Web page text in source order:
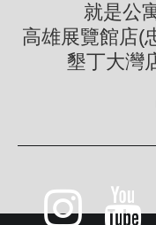
就是公
高雄展覽館店(
墾丁大灣